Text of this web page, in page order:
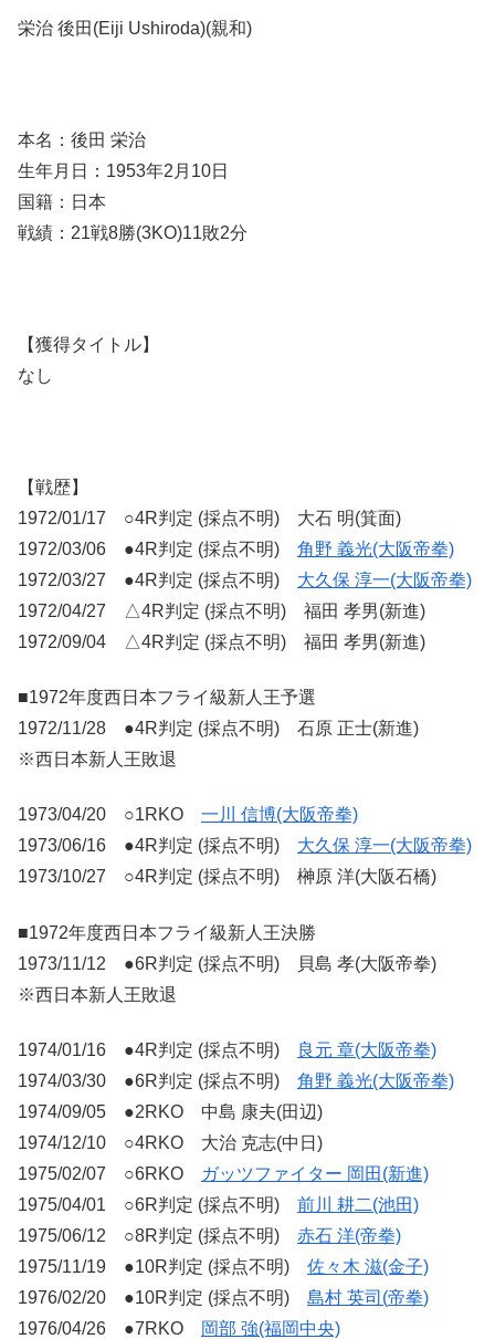
栄治 後田(Eiji Ushiroda)(親和)
本名：後田 栄治
生年月日：1953年2月10日
国籍：日本
戦績：21戦8勝(3KO)11敗2分
【獲得タイトル】
なし
【戦歴】
1972/01/17 ○4R判定 (採点不明) 大石 明(箕面)
1972/03/06 ●4R判定 (採点不明) 角野 義光(大阪帝拳)
1972/03/27 ●4R判定 (採点不明) 大久保 淳一(大阪帝拳)
1972/04/27 △4R判定 (採点不明) 福田 孝男(新進)
1972/09/04 △4R判定 (採点不明) 福田 孝男(新進)
■1972年度西日本フライ級新人王予選
1972/11/28 ●4R判定 (採点不明) 石原 正士(新進)
※西日本新人王敗退
1973/04/20 ○1RKO 一川 信博(大阪帝拳)
1973/06/16 ●4R判定 (採点不明) 大久保 淳一(大阪帝拳)
1973/10/27 ○4R判定 (採点不明) 榊原 洋(大阪石橋)
■1972年度西日本フライ級新人王決勝
1973/11/12 ●6R判定 (採点不明) 貝島 孝(大阪帝拳)
※西日本新人王敗退
1974/01/16 ●4R判定 (採点不明)
良元 章(大阪帝拳)
1974/03/30 ●6R判定 (採点不明) 角野 義光(大阪帝拳)
1974/09/05 ●2RKO 中島 康夫(田辺)
1974/12/10 ○4RKO 大治 克志(中日)
1975/02/07 ○6RKO
ガッツファイター 岡田(新進)
1975/04/01 ○6R判定 (採点不明) 前川 耕二(池田)
1975/06/12 ○8R判定 (採点不明) 赤石 洋(帝拳)
1975/11/19 ●10R判定 (採点不明) 佐々木 滋(金子)
1976/02/20 ●10R判定 (採点不明) 島村 英司 (帝拳)
1976/04/26 ●7RKO
岡部 強(福岡中央)